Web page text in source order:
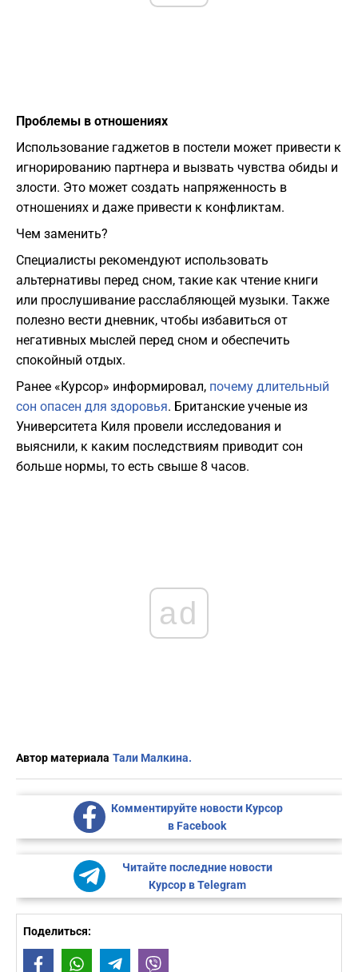
Проблемы в отношениях
Использование гаджетов в постели может привести к
игнорированию партнера и вызвать чувства обиды и
злости. Это может создать напряженность в
отношениях и даже привести к конфликтам.
Чем заменить?
Специалисты рекомендуют использовать
альтернативы перед сном, такие как чтение книги
или прослушивание расслабляющей музыки. Также
полезно вести дневник, чтобы избавиться от
негативных мыслей перед сном и обеспечить
спокойный отдых.
Ранее «Курсор» информировал, почему длительный
сон опасен для здоровья. Британские ученые из
Университета Киля провели исследования и
выяснили, к каким последствиям приводит сон
больше нормы, то есть свыше 8 часов.
ad
Автор материала Тали Малкина.
Комментируйте новости Курсор
в Facebook
Читайте последние новости
Курсор в Telegram
Поделиться:
FacebookWhatsAppTelegram